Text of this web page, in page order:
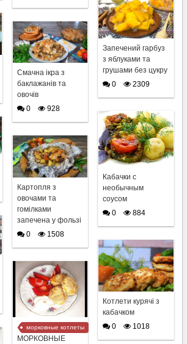
Запечений гарбуз
з яблуками та
грушами без цукру
0
2309
Смачна ікра з
баклажанів та
овочів
0
928
Кабачки с
необычным
соусом
0
884
Картопля з
овочами та
гомілками
запечена у фользі
0
1508
Котлети курячі з
кабачком
0
1018
морковные котлеты
МОРКОВНЫЕ